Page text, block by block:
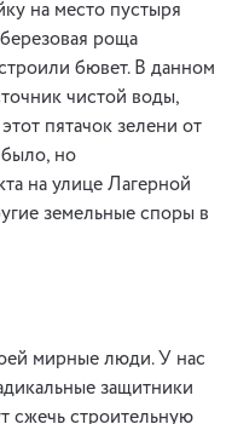
на место пустыря
роща
бювет. В данном
чистой воды,
пятачок зелени от
было, но
на улице Лагерной
земельные споры в
мирные люди. У нас
защитники
сжечь строительную